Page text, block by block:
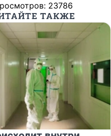
23786
ТАКЖЕ